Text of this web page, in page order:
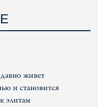
живет
и становится
элитам